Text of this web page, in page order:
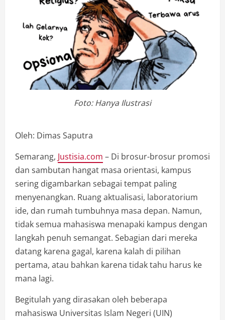
Foto: Hanya Ilustrasi
Oleh: Dimas Saputra
Semarang, Justisia.com – Di brosur-brosur promosi
dan sambutan hangat masa orientasi, kampus
sering digambarkan sebagai tempat paling
menyenangkan. Ruang aktualisasi, laboratorium
ide, dan rumah tumbuhnya masa depan. Namun,
tidak semua mahasiswa menapaki kampus dengan
langkah penuh semangat. Sebagian dari mereka
datang karena gagal, karena kalah di pilihan
pertama, atau bahkan karena tidak tahu harus ke
mana lagi.
Begitulah yang dirasakan oleh beberapa
mahasiswa Universitas Islam Negeri (UIN)